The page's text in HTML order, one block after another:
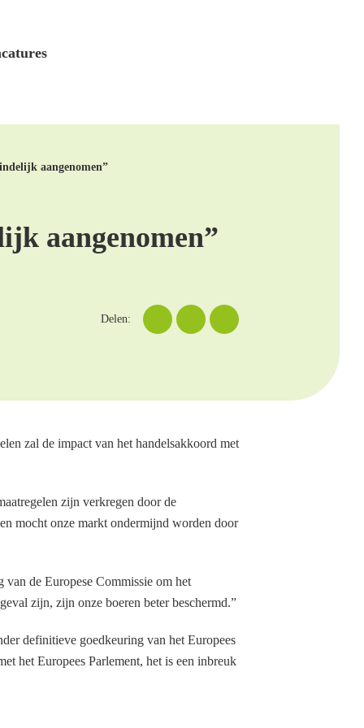
aangenomen”
aangenomen”
Delen:
zal de impact van het handelsakkoord met
zijn verkregen door de
mocht onze markt ondermijnd worden door
van de Europese Commissie om het
zijn, zijn onze boeren beter beschermd.”
definitieve goedkeuring van het Europees
het Europees Parlement, het is een inbreuk